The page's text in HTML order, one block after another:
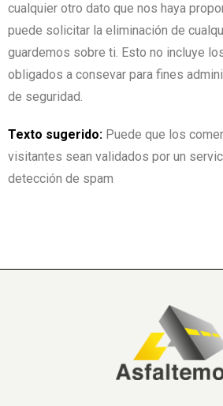
cualquier otro dato que nos haya
puede solicitar la eliminación de
guardemos sobre ti. Esto no incluye
obligados a consevar para fines
de seguridad.
Texto sugerido: Puede que los
visitantes sean validados por un
detección de spam